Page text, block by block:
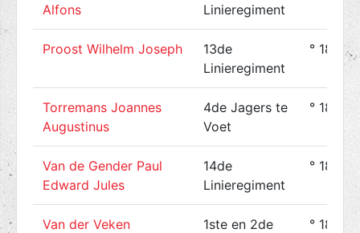
Alfons
Linieregiment
Proost Wilhelm Joseph
13de
Linieregiment
° 1896-
Torremans Joannes
Augustinus
4de Jagers te
Voet
°
Van de Gender Paul
Edward Jules
14de
Linieregiment
° 1895-
Van der Veken
1ste en 2de
° 1888-